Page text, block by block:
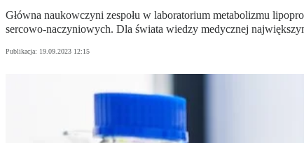
Główna naukowczyni zespołu w laboratorium metabolizmu
sercowo-naczyniowych. Dla świata wiedzy medycznej
Publikacja: 19.09.2023 12:15